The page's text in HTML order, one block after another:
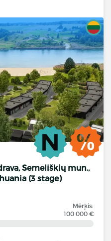
Semeliškių mun.,
(3 stage)
Mērķis:
100 000 €